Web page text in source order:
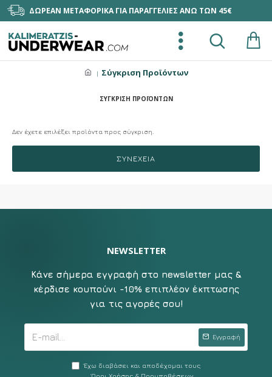
ΔΩΡΕΑΝ ΜΕΤΑΦΟΡΙΚΑ ΓΙΑ ΠΑΡΑΓΓΕΛΙΕΣ ΑΝΩ ΤΩΝ 45€
Σύγκριση Προϊόντων
ΣΎΓΚΡΙΣΗ ΠΡΟΪΌΝΤΩΝ
Δεν έχετε επιλέξει προϊόντα προς σύγκριση.
ΣΥΝΈΧΕΙΑ
NEWSLETTER
Κάνε σήμερα εγγραφή στο newsletter μας &
κέρδισε κουπούνι -10% επιπλέον έκπτωσης
για τις αγορές σου!
Εγγραφή
Έχω διαβάσει και αποδέχομαι τους
Όροι Χρήσης & Προυποθέσεων